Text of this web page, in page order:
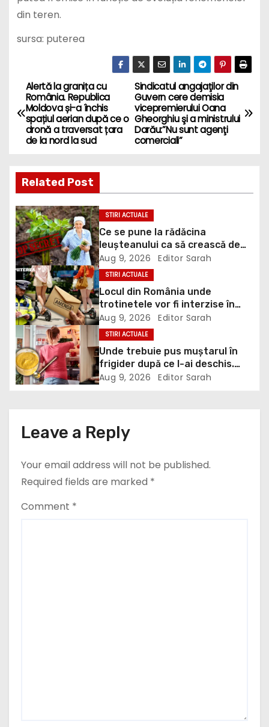
din teren.
sursa: puterea
P
o
s
t
n
a
v
i
g
a
t
i
n
Sindicatul angajaţilor din
Guvern cere demisia
vicepremierului Oana
Gheorghiu şi a ministrului
Darău:”Nu sunt agenţi
comerciali”
Alertă la granița cu
România. Republica
Moldova și-a închis
spațiul aerian după ce o
dronă a traversat țara
de la nord la sud
Related Post
STIRI ACTUALE
Ce se pune la rădăcina
leușteanului ca să crească de
doi metri. Calendarul care îți
dublează recolta de frunze
Aug 9, 2026 Editor Sarah
STIRI ACTUALE
Locul din România unde
trotinetele vor fi interzise în
parcuri. Cine riscă amenzi de
până la 5.000 de lei
Aug 9, 2026 Editor Sarah
STIRI ACTUALE
Unde trebuie pus muștarul în
frigider după ce l-ai deschis.
Greșeala pe care mulți nu o
Aug 9, 2026 Editor Sarah
Leave a Reply
Your email address will not be published.
Required fields are marked *
Comment *